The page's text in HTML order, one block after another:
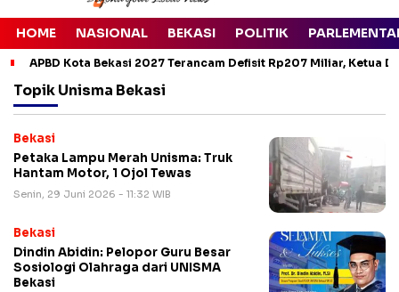
HOME NASIONAL BEKASI POLITIK
APBD Kota Bekasi 2027 Terancam Defisit Rp207 Miliar, Ketua
Topik Unisma Bekasi
Bekasi
Petaka Lampu Merah Unisma: Truk
Hantam Motor, 1 Ojol Tewas
Senin, 29 Juni 2026 - 11:32 WIB
Bekasi
Dindin Abidin: Pelopor Guru Besar
Sosiologi Olahraga dari UNISMA
Bekasi